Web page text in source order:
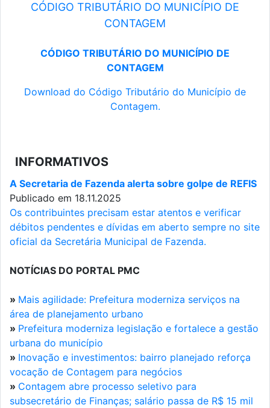
CÓDIGO TRIBUTÁRIO DO MUNICÍPIO DE
CONTAGEM
CÓDIGO TRIBUTÁRIO DO MUNICÍPIO DE
CONTAGEM
Download do Código Tributário do Município de
Contagem.
INFORMATIVOS
A Secretaria de Fazenda alerta sobre golpe de REFIS
Publicado em 18.11.2025
Os contribuintes precisam estar atentos e verificar
débitos pendentes e dívidas em aberto sempre no site
oficial da Secretária Municipal de Fazenda.
NOTÍCIAS DO PORTAL PMC
» Mais agilidade: Prefeitura moderniza serviços na
área de planejamento urbano
» Prefeitura moderniza legislação e fortalece a gestão
urbana do município
» Inovação e investimentos: bairro planejado reforça
vocação de Contagem para negócios
» Contagem abre processo seletivo para
subsecretário de Finanças; salário passa de R$ 15 mil